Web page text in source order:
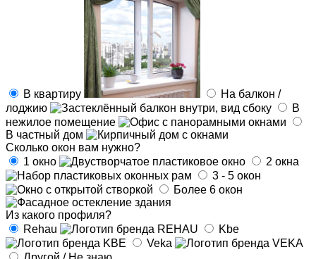
В квартиру
На балкон /
лоджию
В
нежилое помещение
В частный дом
Сколько окон вам нужно?
1 окно
2 окна
3 - 5 окон
Более 6 окон
Из какого профиля?
Rehau
Kbe
Veka